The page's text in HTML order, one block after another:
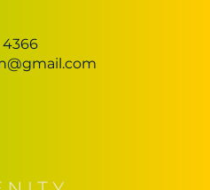
4366